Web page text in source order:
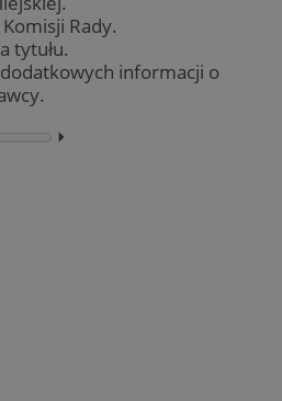
Rady.
tytułu.
dodatkowych informacji o
⏵︎